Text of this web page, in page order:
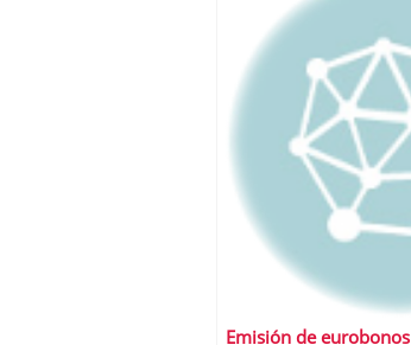
Emisión de eurobonos